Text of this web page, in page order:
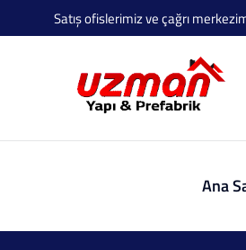
Satış ofislerimiz ve çağrı
Ana